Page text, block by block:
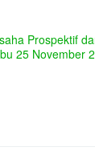
Prospektif
25 November